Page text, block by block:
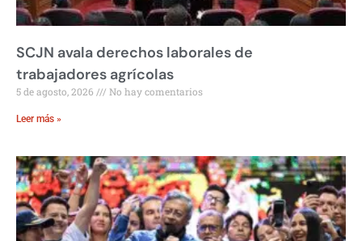
SCJN avala derechos laborales de
trabajadores agrícolas
5 de agosto, 2026 No hay comentarios
Leer más »